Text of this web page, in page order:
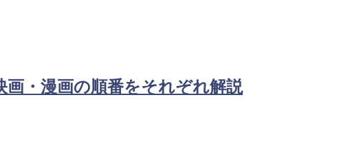
画・漫画の順番をそれぞれ解説